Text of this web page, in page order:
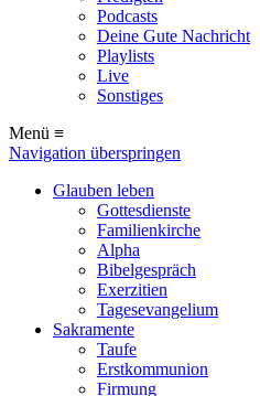
Podcasts
Deine Gute Nachricht
Playlists
Live
Sonstiges
Menü ≡
Navigation überspringen
Glauben leben
Gottesdienste
Familienkirche
Alpha
Bibelgespräch
Exerzitien
Tagesevangelium
Sakramente
Taufe
Erstkommunion
Firmung